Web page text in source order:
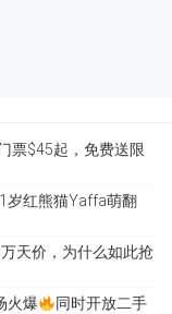
票$45起，免费送限
岁红熊猫Yaffa萌翻
天价，为什么如此抢
火爆
同时开放二手